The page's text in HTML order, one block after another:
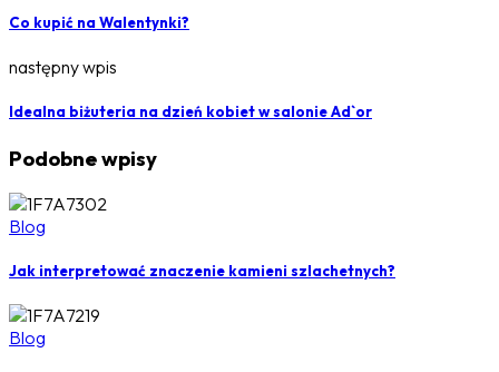
Co kupić na Walentynki?
następny wpis
Idealna biżuteria na dzień kobiet w salonie Ad`or
Podobne wpisy
Blog
Jak interpretować znaczenie kamieni szlachetnych?
Blog